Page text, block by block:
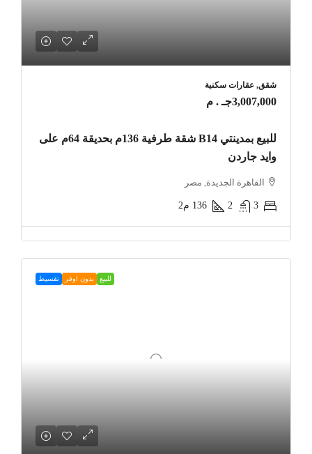
شقق, عقارات سكنية
3,007,000جـ . م
للبيع بمدينتي B14 شقة طرفية 136م بحديقة 64م على
وايد جاردن
القاهرة الجديدة, مصر
3
2
136 م2
للبيع بدون اوفر تقسيط